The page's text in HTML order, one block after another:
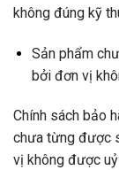
không đúng kỹ
Sản phẩm
bởi đơn vị
Chính sách bảo
chưa từng được
vị không được